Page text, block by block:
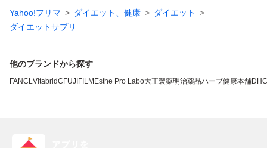
Yahoo!フリマ ダイエット、健康
ダイエット
ダイエットサプリ
他のブランドから探す
FANCLVitabridC FUJIFILM Esthe Pro Labo大正製薬明治薬品ハーブ健康本舗DHC